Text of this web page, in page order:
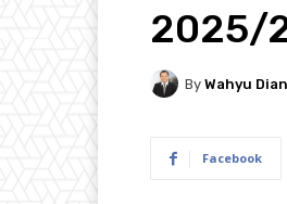
2025/
By Wahyu
Facebook